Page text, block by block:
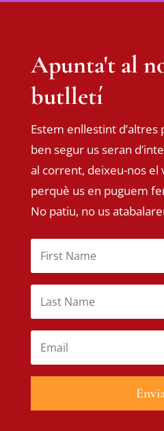
Apunta't al
butlletí
Estem enllestint
ben segur us seran
al corrent, deixeu-nos el
perquè us en puguem
No patiu, no us